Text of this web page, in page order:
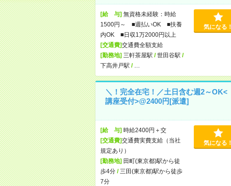
[給 与]無資格未経験：時給
1500円～ ■週払いOK ■扶養
内OK ■日収1万2000円以上
[交通費]交通費全額支給
[勤務地]三軒茶屋駅 /世田谷駅 /
下高井戸駅 /
気になる！
＼！完全在宅！／土日含む週2～OK<
講座受付>@2400円[派遣]
[給 与]時給2400円＋交
[交通費]交通費実費支給（当社
規定あり）
[勤務地]田町(東京都)駅から徒
歩4分/ 三田(東京都)駅から徒歩
7分
気になる！